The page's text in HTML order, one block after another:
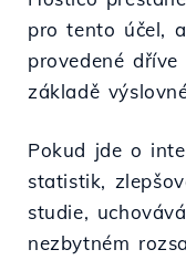
pro tento účel,
provedené
základě
Pokud jde o
statistik,
studie,
nezbytném